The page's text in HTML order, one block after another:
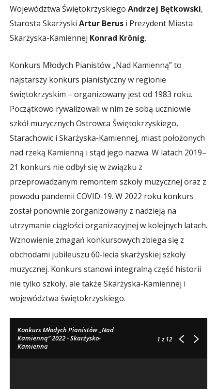
Województwa Świętokrzyskiego Andrzej Bętkowski,
Starosta Skarżyski Artur Berus i Prezydent Miasta
Skarżyska-Kamiennej Konrad Krönig.
Konkurs Młodych Pianistów „Nad Kamienną” to
najstarszy konkurs pianistyczny w regionie
świętokrzyskim – organizowany jest od 1983 roku.
Początkowo rywalizowali w nim ze sobą uczniowie
szkół muzycznych Ostrowca Świętokrzyskiego,
Starachowic i Skarżyska-Kamiennej, miast położonych
nad rzeką Kamienną i stąd jego nazwa. W latach 2019–
21 konkurs nie odbył się w związku z
przeprowadzanym remontem szkoły muzycznej oraz z
powodu pandemii COVID-19. W 2022 roku konkurs
został ponownie zorganizowany z nadzieją na
utrzymanie ciągłości organizacyjnej w kolejnych latach.
Wznowienie zmagań konkursowych zbiega się z
obchodami jubileuszu 60-lecia skarżyskiej szkoły
muzycznej. Konkurs stanowi integralną część historii
nie tylko szkoły, ale także Skarżyska-Kamiennej i
województwa świętokrzyskiego.
Konkurs Młodych Pianistów „Nad
Kamienną” 2022 - Skarżysko-
Kamienna
1z 12